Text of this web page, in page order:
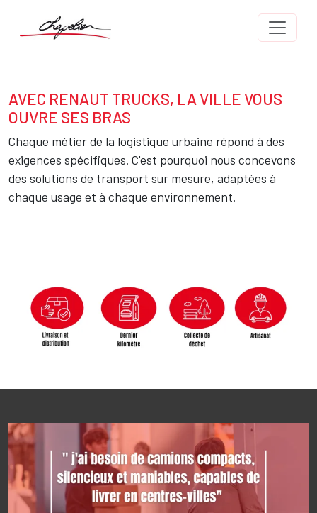
Texte
AVEC RENAUT TRUCKS, LA VILLE VOUS
OUVRE SES BRAS
Chaque métier de la logistique urbaine répond à des
exigences spécifiques. C'est pourquoi nous concevons
des solutions de transport sur mesure, adaptées à
chaque usage et à chaque environnement.
Image
Image